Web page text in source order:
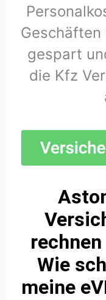
gespart
die Kfz
Wie
meine